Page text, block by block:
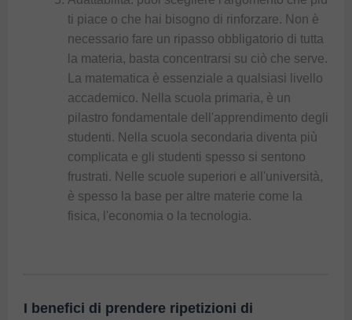
ti piace o che hai bisogno di rinforzare. Non è
necessario fare un ripasso obbligatorio di tutta
la materia, basta concentrarsi su ciò che serve.
La matematica è essenziale a qualsiasi livello
accademico. Nella scuola primaria, è un
pilastro fondamentale dell'apprendimento degli
studenti. Nella scuola secondaria diventa più
complicata e gli studenti spesso si sentono
frustrati. Nelle scuole superiori e all'università,
è spesso la base per altre materie come la
fisica, l'economia o la tecnologia.
I benefici di prendere ripetizioni di